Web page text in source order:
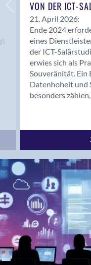
Bern 15
Bern 22
Bern 65
Bern 9
Bern-Zollikofen
Biel/Bienne
Binningen
Bolligen
Bremgarten bei Bern
Brig
Brig-Glis
Bronschhofen
Brugg
Brugg AG
Brütten
Bubendorf
Bubikon
VON DER ICT-
21. April 2026:
Ende 2024
eines
der ICT-
erwies sich als
Souveränität. Ein
Datenhoheit und
besonders